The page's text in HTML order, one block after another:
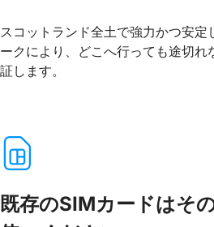
スコットランド全土で強力かつ安定
ークにより、どこへ行っても途切れ
証します。
既存のSIMカードはそ